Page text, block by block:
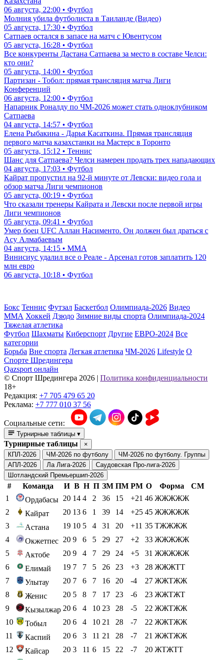
06 августа, 22:00 • Футбол
Молния убила футболиста в Таиланде (Видео)
05 августа, 17:30 • Футбол
Сатпаев остался в запасе на матч с Ювентусом
05 августа, 16:28 • Футбол
Все конкуренты Дастана Сатпаева за место в составе Челси:
кто они?
05 августа, 14:00 • Футбол
Партизан - Тобол: прямая трансляция матча Лиги
Конференций
06 августа, 12:00 • Футбол
Напарник Роналду по ЧМ-2026 может стать одноклубником
Сатпаева
04 августа, 14:57 • Футбол
Елена Рыбакина - Дарья Касаткина. Прямая трансляция
первого матча казахстанки на Мастерс в Торонто
05 августа, 15:12 • Теннис
Шанс для Сатпаева? Челси намерен продать трех нападающих
04 августа, 17:03 • Футбол
Кайрат пропустил на 92-й минуте от Левски: видео гола и
обзор матча Лиги чемпионов
05 августа, 00:19 • Футбол
Что сказали тренеры Кайрата и Левски после первой игры
Лиги чемпионов
05 августа, 09:41 • Футбол
Умер боец UFC Аллан Насименто. Он должен был драться с
Асу Алмабаевым
04 августа, 14:15 • ММА
Винисиус удалил все о Реале - Арсенал готов заплатить 120
млн евро
06 августа, 10:18 • Футбол
Бокс Теннис Футзал Баскетбол Олимпиада-2026 Видео
ММА Хоккей Дзюдо Зимние виды спорта Олимпиада-2024
Тяжелая атлетика
Футбол Шахматы Киберспорт Другие ЕВРО-2024 Все
категории
Борьба Вне спорта Легкая атлетика ЧМ-2026 Lifestyle О
Спорте Шредингера
Qazsport онлайн
© Cпорт Шредингера 2026 | Политика конфиденциальности
18+
Редакция: +7 705 479 65 20
Реклама: +7 777 010 37 56
Социальные сети:
Турнирные таблицы ▾
Турнирные таблицы
×
КПЛ-2026
ЧМ-2026 по футболу
ЧМ-2026 по футболу. Группы
АПЛ-2026
Ла Лига-2026
Саудовская Про-лига-2026
Шотландский Премьершип-2026
# Команда И В Н П ЗМ ПМ РМ О Форма
СМ
1
Ордабасы 20 14 4 2 36 15 +21 46 ЖЖЖЖЖ
2
Кайрат 20 13 6 1 39 14 +25 45 ЖЖЖЖЖ
3
Астана 19 10 5 4 31 20 +11 35 ТЖЖЖЖ
4
Окжетпес 20 9 6 5 29 27 +2 33 ЖЖЖЖЖ
5
Актобе 20 9 4 7 29 24 +5 31 ЖЖЖЖЖ
6
Елимай 19 7 7 5 26 23 +3 28 ЖЖЖТТ
7
Улытау 20 7 6 7 16 20 -4 27 ЖЖТЖЖ
8
Женис 20 5 8 7 17 23 -6 23 ЖЖТЖТ
9
Кызылжар 20 6 4 10 23 28 -5 22 ЖЖТЖЖ
10
Тобыл 20 6 4 10 21 28 -7 22 ЖЖТЖЖ
11
Каспий 20 6 3 11 21 28 -7 21 ЖЖТЖЖ
12
Кайсар 20 3 11 6 15 22 -7 20 ЖТЖТТ